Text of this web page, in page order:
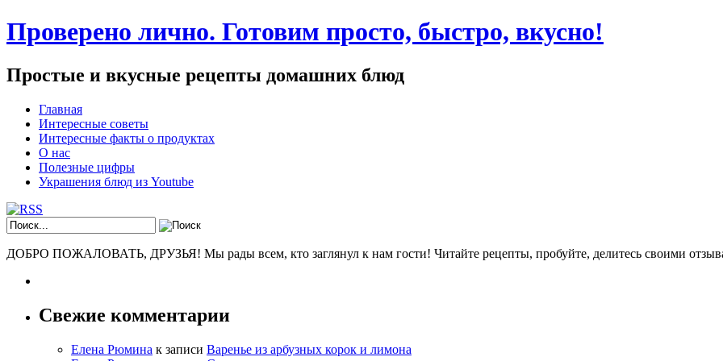
Проверено лично. Готовим просто, быстро, вкусно!
Простые и вкусные рецепты домашних блюд
Главная
Интересные советы
Интересные факты о продуктах
О нас
Полезные цифры
Украшения блюд из Youtube
ДОБРО ПОЖАЛОВАТЬ, ДРУЗЬЯ! Мы рады всем, кто заглянул к нам гости! Читайте рецепты, пробуйте, делитесь своими
Свежие комментарии
Елена Рюмина к записи Варенье из арбузных корок и лимона